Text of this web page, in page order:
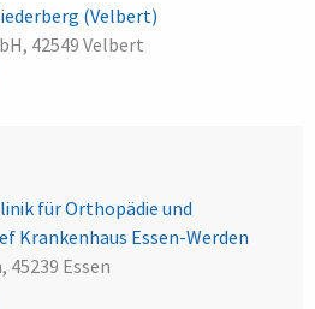
(Velbert)
42549 Velbert
für Orthopädie und
Krankenhaus Essen-Werden
45239 Essen